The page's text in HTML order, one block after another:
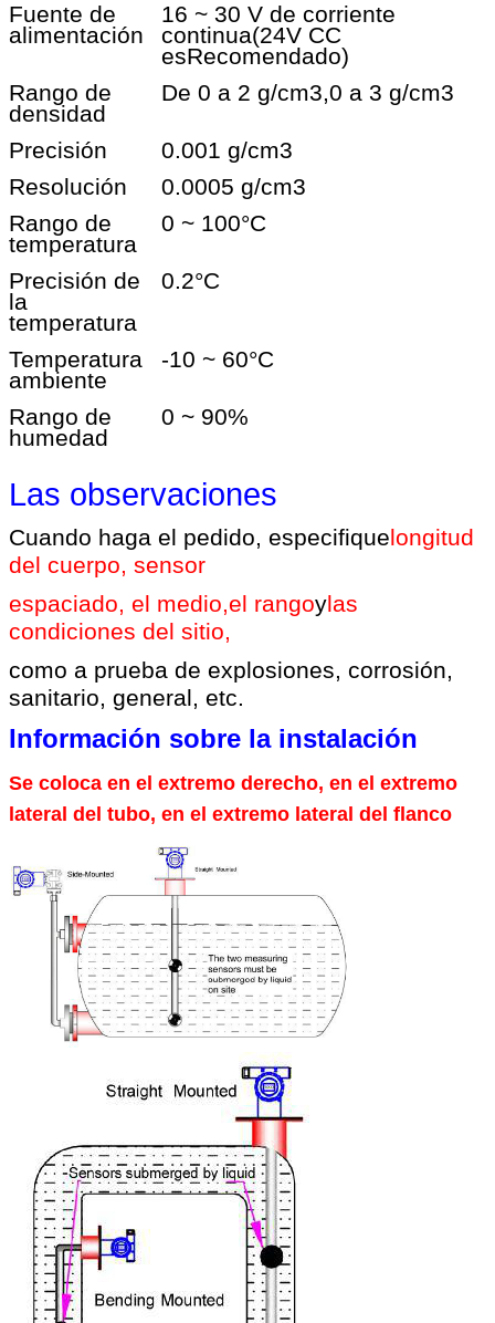
Fuente de
alimentación
16 ~ 30 V de corriente
continua(24V CC
esRecomendado)
Rango de
densidad
De 0 a 2 g/cm3,0 a 3 g/cm3
Precisión
0.001 g/cm3
Resolución
0.0005 g/cm3
Rango de
temperatura
0 ~ 100°C
Precisión de
la
temperatura
0.2°C
Temperatura
ambiente
-10 ~ 60°C
Rango de
humedad
0 ~ 90%
Las observaciones
Cuando haga el pedido, especifiquelongitud
del cuerpo, sensor
espaciado, el medio,el rangoylas
condiciones del sitio,
como a prueba de explosiones, corrosión,
sanitario, general, etc.
Información sobre la instalación
Se coloca en el extremo derecho, en el extremo
lateral del tubo, en el extremo lateral del flanco